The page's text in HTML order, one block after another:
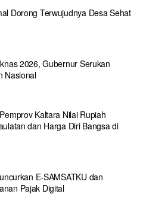
Dorong Terwujudnya Desa Sehat
2026, Gubernur Serukan
Nasional
Kaltara Nilai Rupiah
dan Harga Diri Bangsa di
E-SAMSATKU dan
Pajak Digital